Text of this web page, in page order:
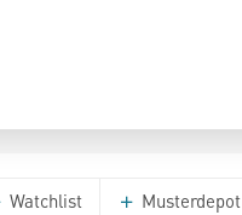
Watchlist Musterdepot